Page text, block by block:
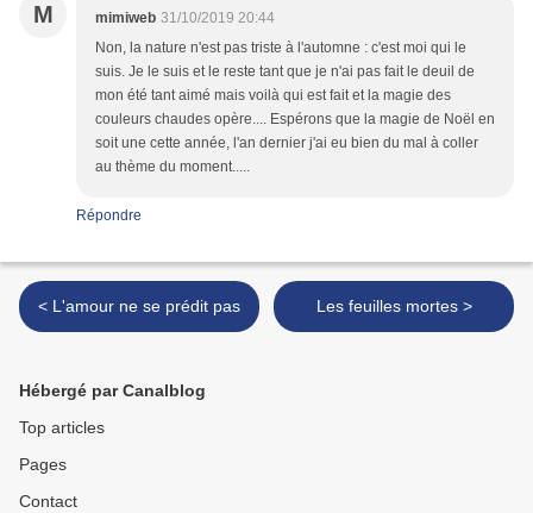
M mimiweb 31/10/2019 20:44
Non, la nature n'est pas triste à l'automne : c'est moi qui le
suis. Je le suis et le reste tant que je n'ai pas fait le deuil de
mon été tant aimé mais voilà qui est fait et la magie des
couleurs chaudes opère.... Espérons que la magie de Noël en
soit une cette année, l'an dernier j'ai eu bien du mal à coller
au thème du moment.....
Répondre
< L'amour ne se prédit pas Les feuilles mortes >
Hébergé par Canalblog
Top articles
Pages
Contact